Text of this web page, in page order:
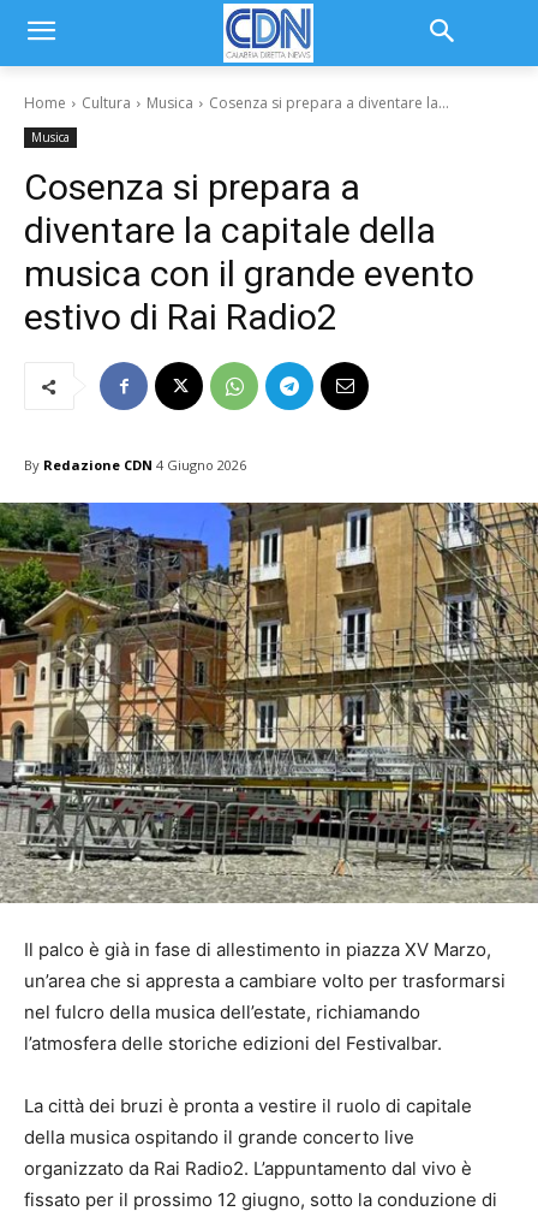
Home Cultura Musica Cosenza si prepara a diventare la...
Musica
Cosenza si prepara a
diventare la capitale della
musica con il grande evento
estivo di Rai Radio2
By Redazione CDN 4 Giugno 2026
Il palco è già in fase di allestimento in piazza XV Marzo,
un’area che si appresta a cambiare volto per trasformarsi
nel fulcro della musica dell’estate, richiamando
l’atmosfera delle storiche edizioni del Festivalbar.
La città dei bruzi è pronta a vestire il ruolo di capitale
della musica ospitando il grande concerto live
organizzato da Rai Radio2. L’appuntamento dal vivo è
fissato per il prossimo 12 giugno, sotto la conduzione di